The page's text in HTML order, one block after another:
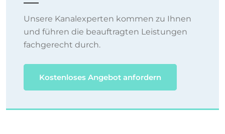
Unsere Kanalexperten kommen zu Ihnen
und führen die beauftragten Leistungen
fachgerecht durch.
Kostenloses Angebot anfordern